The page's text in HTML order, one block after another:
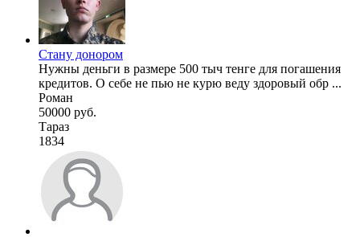
Стану донором
Нужны деньги в размере 500 тыч тенге для погашения
кредитов. О себе не пью не курю веду здоровый обр ...
Роман
50000 руб.
Тараз
1834